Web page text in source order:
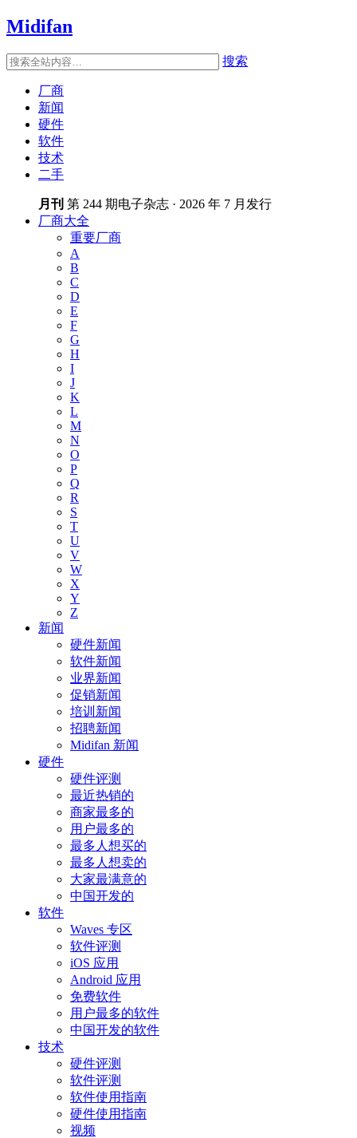
Midifan
搜索
厂商
新闻
硬件
软件
技术
二手
月刊 第 244 期电子杂志 · 2026 年 7 月发行
厂商大全
重要厂商
A
B
C
D
E
F
G
H
I
J
K
L
M
N
O
P
Q
R
S
T
U
V
W
X
Y
Z
新闻
硬件新闻
软件新闻
业界新闻
促销新闻
培训新闻
招聘新闻
Midifan 新闻
硬件
硬件评测
最近热销的
商家最多的
用户最多的
最多人想买的
最多人想卖的
大家最满意的
中国开发的
软件
Waves 专区
软件评测
iOS 应用
Android 应用
免费软件
用户最多的软件
中国开发的软件
技术
硬件评测
软件评测
软件使用指南
硬件使用指南
视频